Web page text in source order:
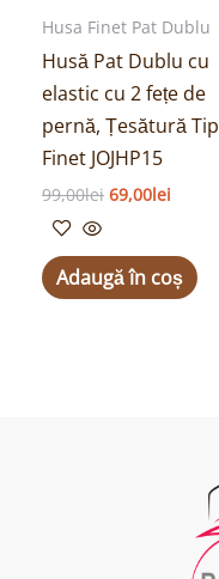
Husa Finet Pat Dublu
Husă Pat Dublu cu
elastic cu 2 fețe de
pernă, Țesătură Tip
Finet JOJHP15
99,00lei 69,00lei
Adaugă în coș